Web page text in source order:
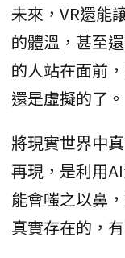
未來，VR還能
的體溫，甚至
的人站在面前
還是虛擬的了。
將現實世界中
再現，是利用
能會嗤之以鼻
真實存在的，